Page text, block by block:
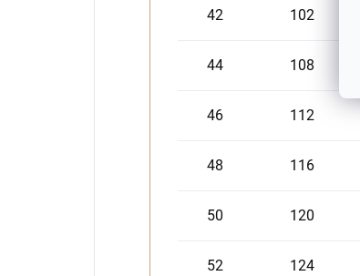
42 102
44 108
46 112
48 116
50 120
52 124